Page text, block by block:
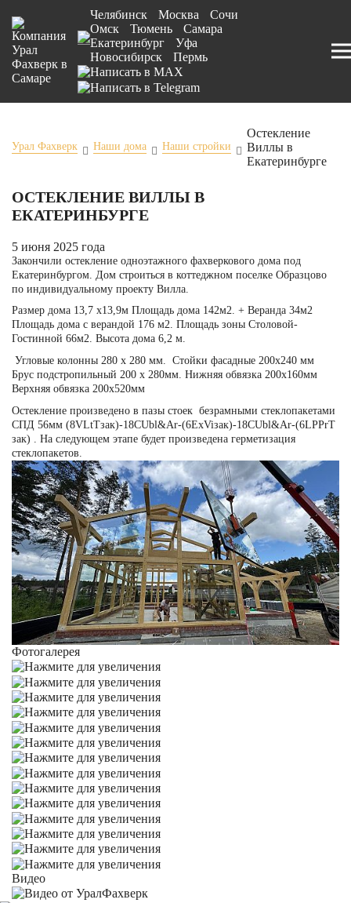
Челябинск Москва
Сочи
Омск
Тюмень
Самара
Екатеринбург
Уфа
Новосибирск
Пермь
Урал Фахверк Наши дома Наши стройки
Остекление
Виллы в
Екатеринбурге
ОСТЕКЛЕНИЕ ВИЛЛЫ В
ЕКАТЕРИНБУРГЕ
5 июня 2025 года
Закончили остекление одноэтажного фахверкового дома под
Екатеринбургом. Дом строиться в коттеджном поселке Образцово
по индивидуальному проекту Вилла
Размер дома 13,7 х13,9м Площадь дома 142м2. + Веранда 34м2
Площадь дома с верандой 176 м2. Площадь зоны Столовой-
Гостинной 66м2. Высота дома 6,2 м.
Угловые колонны 280 х 280 мм. Стойки фасадные 200х240 мм
Брус подстропильный 200 х 280мм. Нижняя обвязка 200х160мм
Верхняя обвязка 200х520мм
Остекление произведено в пазы стоек безрамными стеклопакетами
СПД 56мм (8VLtTзак)-18CUbl&Ar-(6ExViзак)-18CUbl&Ar-(6LPPrT
зак) . На следующем этапе будет произведена герметизация
стеклопакетов.
Фотогалерея
Видео